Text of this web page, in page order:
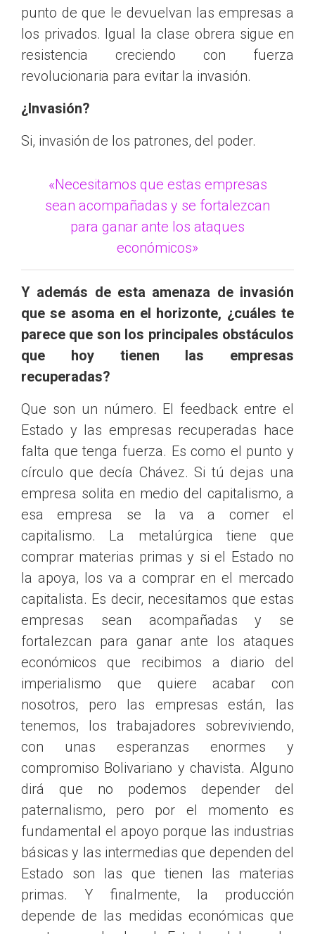
punto de que le devuelvan las empresas a
los privados. Igual la clase obrera sigue en
resistencia creciendo con fuerza
revolucionaria para evitar la invasión.
¿Invasión?
Si, invasión de los patrones, del poder.
«Necesitamos que estas empresas
sean acompañadas y se fortalezcan
para ganar ante los ataques
económicos»
Y además de esta amenaza de invasión
que se asoma en el horizonte, ¿cuáles te
parece que son los principales obstáculos
que hoy tienen las empresas
recuperadas?
Que son un número. El feedback entre el
Estado y las empresas recuperadas hace
falta que tenga fuerza. Es como el punto y
círculo que decía Chávez. Si tú dejas una
empresa solita en medio del capitalismo, a
esa empresa se la va a comer el
capitalismo. La metalúrgica tiene que
comprar materias primas y si el Estado no
la apoya, los va a comprar en el mercado
capitalista. Es decir, necesitamos que estas
empresas sean acompañadas y se
fortalezcan para ganar ante los ataques
económicos que recibimos a diario del
imperialismo que quiere acabar con
nosotros, pero las empresas están, las
tenemos, los trabajadores sobreviviendo,
con unas esperanzas enormes y
compromiso Bolivariano y chavista. Alguno
dirá que no podemos depender del
paternalismo, pero por el momento es
fundamental el apoyo porque las industrias
básicas y las intermedias que dependen del
Estado son las que tienen las materias
primas. Y finalmente, la producción
depende de las medidas económicas que